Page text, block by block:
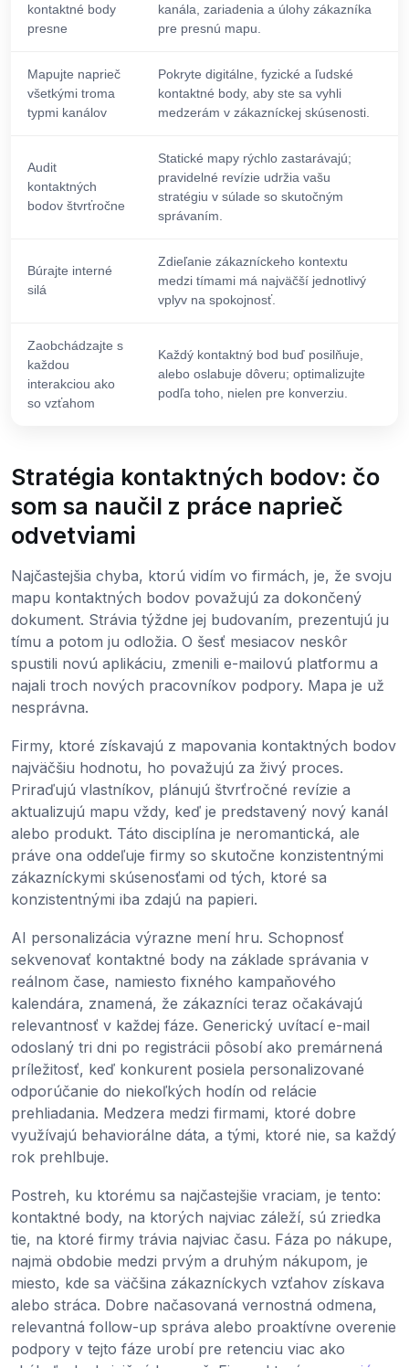
kontaktné body
presne
kanála, zariadenia a úlohy zákazníka
pre presnú mapu.
Mapujte naprieč
všetkými troma
typmi kanálov
Pokryte digitálne, fyzické a ľudské
kontaktné body, aby ste sa vyhli
medzerám v zákazníckej skúsenosti.
Audit
kontaktných
bodov štvrťročne
Statické mapy rýchlo zastarávajú;
pravidelné revízie udržia vašu
stratégiu v súlade so skutočným
správaním.
Búrajte interné
silá
Zdieľanie zákazníckeho kontextu
medzi tímami má najväčší jednotlivý
vplyv na spokojnosť.
Zaobchádzajte s
každou
interakciou ako
so vzťahom
Každý kontaktný bod buď posilňuje,
alebo oslabuje dôveru; optimalizujte
podľa toho, nielen pre konverziu.
Stratégia kontaktných bodov: čo
som sa naučil z práce naprieč
odvetviami
Najčastejšia chyba, ktorú vidím vo firmách, je, že svoju
mapu kontaktných bodov považujú za dokončený
dokument. Strávia týždne jej budovaním, prezentujú ju
tímu a potom ju odložia. O šesť mesiacov neskôr
spustili novú aplikáciu, zmenili e-mailovú platformu a
najali troch nových pracovníkov podpory. Mapa je už
nesprávna.
Firmy, ktoré získavajú z mapovania kontaktných bodov
najväčšiu hodnotu, ho považujú za živý proces.
Priraďujú vlastníkov, plánujú štvrťročné revízie a
aktualizujú mapu vždy, keď je predstavený nový kanál
alebo produkt. Táto disciplína je neromantická, ale
práve ona oddeľuje firmy so skutočne konzistentnými
zákazníckymi skúsenosťami od tých, ktoré sa
konzistentnými iba zdajú na papieri.
AI personalizácia výrazne mení hru. Schopnosť
sekvenovať kontaktné body na základe správania v
reálnom čase, namiesto fixného kampaňového
kalendára, znamená, že zákazníci teraz očakávajú
relevantnosť v každej fáze. Generický uvítací e-mail
odoslaný tri dni po registrácii pôsobí ako premárnená
príležitosť, keď konkurent posiela personalizované
odporúčanie do niekoľkých hodín od relácie
prehliadania. Medzera medzi firmami, ktoré dobre
využívajú behaviorálne dáta, a tými, ktoré nie, sa každý
rok prehlbuje.
Postreh, ku ktorému sa najčastejšie vraciam, je tento:
kontaktné body, na ktorých najviac záleží, sú zriedka
tie, na ktoré firmy trávia najviac času. Fáza po nákupe,
najmä obdobie medzi prvým a druhým nákupom, je
miesto, kde sa väčšina zákazníckych vzťahov získava
alebo stráca. Dobre načasovaná vernostná odmena,
relevantná follow-up správa alebo proaktívne overenie
podpory v tejto fáze urobí pre retenciu viac ako